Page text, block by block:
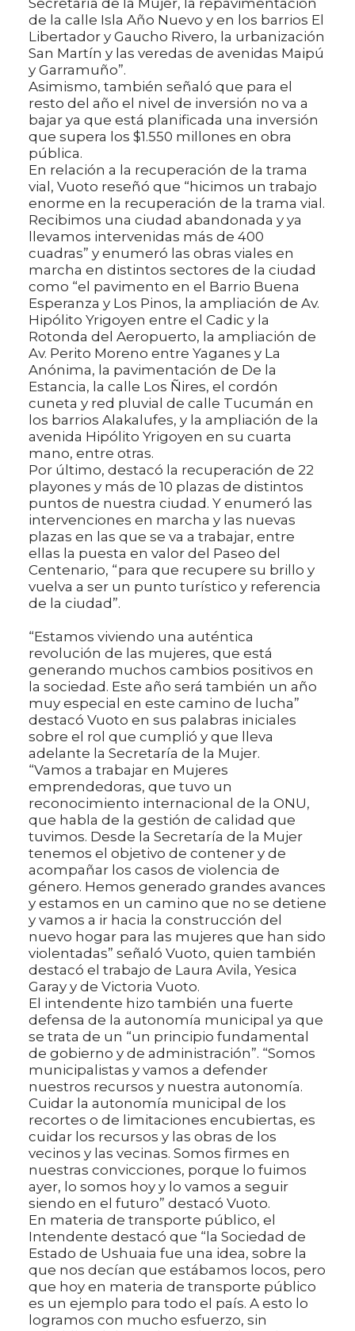
Secretaría de la Mujer, la repavimentación
de la calle Isla Año Nuevo y en los barrios El
Libertador y Gaucho Rivero, la urbanización
San Martín y las veredas de avenidas Maipú
y Garramuño”.
Asimismo, también señaló que para el
resto del año el nivel de inversión no va a
bajar ya que está planificada una inversión
que supera los $1.550 millones en obra
pública.
En relación a la recuperación de la trama
vial, Vuoto reseñó que “hicimos un trabajo
enorme en la recuperación de la trama vial.
Recibimos una ciudad abandonada y ya
llevamos intervenidas más de 400
cuadras” y enumeró las obras viales en
marcha en distintos sectores de la ciudad
como “el pavimento en el Barrio Buena
Esperanza y Los Pinos, la ampliación de Av.
Hipólito Yrigoyen entre el Cadic y la
Rotonda del Aeropuerto, la ampliación de
Av. Perito Moreno entre Yaganes y La
Anónima, la pavimentación de De la
Estancia, la calle Los Ñires, el cordón
cuneta y red pluvial de calle Tucumán en
los barrios Alakalufes, y la ampliación de la
avenida Hipólito Yrigoyen en su cuarta
mano, entre otras.
Por último, destacó la recuperación de 22
playones y más de 10 plazas de distintos
puntos de nuestra ciudad. Y enumeró las
intervenciones en marcha y las nuevas
plazas en las que se va a trabajar, entre
ellas la puesta en valor del Paseo del
Centenario, “para que recupere su brillo y
vuelva a ser un punto turístico y referencia
de la ciudad”.
“Estamos viviendo una auténtica
revolución de las mujeres, que está
generando muchos cambios positivos en
la sociedad. Este año será también un año
muy especial en este camino de lucha”
destacó Vuoto en sus palabras iniciales
sobre el rol que cumplió y que lleva
adelante la Secretaría de la Mujer.
“Vamos a trabajar en Mujeres
emprendedoras, que tuvo un
reconocimiento internacional de la ONU,
que habla de la gestión de calidad que
tuvimos. Desde la Secretaría de la Mujer
tenemos el objetivo de contener y de
acompañar los casos de violencia de
género. Hemos generado grandes avances
y estamos en un camino que no se detiene
y vamos a ir hacia la construcción del
nuevo hogar para las mujeres que han sido
violentadas” señaló Vuoto, quien también
destacó el trabajo de Laura Avila, Yesica
Garay y de Victoria Vuoto.
El intendente hizo también una fuerte
defensa de la autonomía municipal ya que
se trata de un “un principio fundamental
de gobierno y de administración”. “Somos
municipalistas y vamos a defender
nuestros recursos y nuestra autonomía.
Cuidar la autonomía municipal de los
recortes o de limitaciones encubiertas, es
cuidar los recursos y las obras de los
vecinos y las vecinas. Somos firmes en
nuestras convicciones, porque lo fuimos
ayer, lo somos hoy y lo vamos a seguir
siendo en el futuro” destacó Vuoto.
En materia de transporte público, el
Intendente destacó que “la Sociedad de
Estado de Ushuaia fue una idea, sobre la
que nos decían que estábamos locos, pero
que hoy en materia de transporte público
es un ejemplo para todo el país. A esto lo
logramos con mucho esfuerzo, sin